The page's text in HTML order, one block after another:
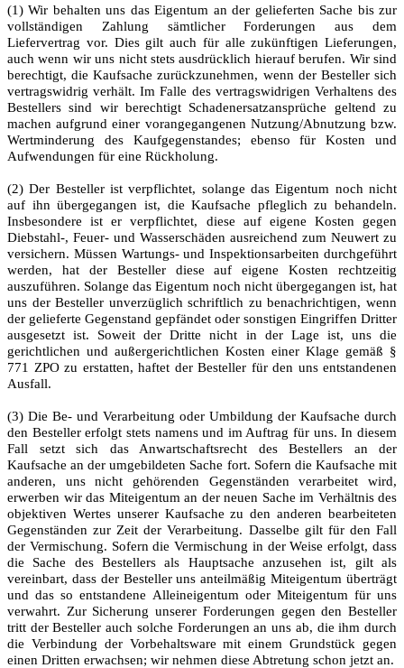
(1) Wir behalten uns das Eigentum an der gelieferten Sache bis zur
vollständigen Zahlung sämtlicher Forderungen aus dem
Liefervertrag vor. Dies gilt auch für alle zukünftigen Lieferungen,
auch wenn wir uns nicht stets ausdrücklich hierauf berufen. Wir sind
berechtigt, die Kaufsache zurückzunehmen, wenn der Besteller sich
vertragswidrig verhält. Im Falle des vertragswidrigen Verhaltens des
Bestellers sind wir berechtigt Schadenersatzansprüche geltend zu
machen aufgrund einer vorangegangenen Nutzung/Abnutzung bzw.
Wertminderung des Kaufgegenstandes; ebenso für Kosten und
Aufwendungen für eine Rückholung.
(2) Der Besteller ist verpflichtet, solange das Eigentum noch nicht
auf ihn übergegangen ist, die Kaufsache pfleglich zu behandeln.
Insbesondere ist er verpflichtet, diese auf eigene Kosten gegen
Diebstahl-, Feuer- und Wasserschäden ausreichend zum Neuwert zu
versichern. Müssen Wartungs- und Inspektionsarbeiten durchgeführt
werden, hat der Besteller diese auf eigene Kosten rechtzeitig
auszuführen. Solange das Eigentum noch nicht übergegangen ist, hat
uns der Besteller unverzüglich schriftlich zu benachrichtigen, wenn
der gelieferte Gegenstand gepfändet oder sonstigen Eingriffen Dritter
ausgesetzt ist. Soweit der Dritte nicht in der Lage ist, uns die
gerichtlichen und außergerichtlichen Kosten einer Klage gemäß §
771 ZPO zu erstatten, haftet der Besteller für den uns entstandenen
Ausfall.
(3) Die Be- und Verarbeitung oder Umbildung der Kaufsache durch
den Besteller erfolgt stets namens und im Auftrag für uns. In diesem
Fall setzt sich das Anwartschaftsrecht des Bestellers an der
Kaufsache an der umgebildeten Sache fort. Sofern die Kaufsache mit
anderen, uns nicht gehörenden Gegenständen verarbeitet wird,
erwerben wir das Miteigentum an der neuen Sache im Verhältnis des
objektiven Wertes unserer Kaufsache zu den anderen bearbeiteten
Gegenständen zur Zeit der Verarbeitung. Dasselbe gilt für den Fall
der Vermischung. Sofern die Vermischung in der Weise erfolgt, dass
die Sache des Bestellers als Hauptsache anzusehen ist, gilt als
vereinbart, dass der Besteller uns anteilmäßig Miteigentum überträgt
und das so entstandene Alleineigentum oder Miteigentum für uns
verwahrt. Zur Sicherung unserer Forderungen gegen den Besteller
tritt der Besteller auch solche Forderungen an uns ab, die ihm durch
die Verbindung der Vorbehaltsware mit einem Grundstück gegen
einen Dritten erwachsen; wir nehmen diese Abtretung schon jetzt an.